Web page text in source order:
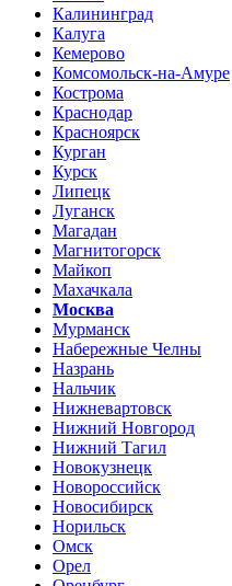
Калининград
Калуга
Кемерово
Комсомольск-на-Амуре
Кострома
Краснодар
Красноярск
Курган
Курск
Липецк
Луганск
Магадан
Магнитогорск
Майкоп
Махачкала
Москва
Мурманск
Набережные Челны
Назрань
Нальчик
Нижневартовск
Нижний Новгород
Нижний Тагил
Новокузнецк
Новороссийск
Новосибирск
Норильск
Омск
Орел